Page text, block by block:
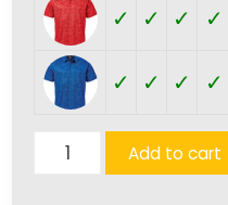
✓ ✓ ✓ ✓
✓ ✓ ✓ ✓
GalapagosAdd to cart